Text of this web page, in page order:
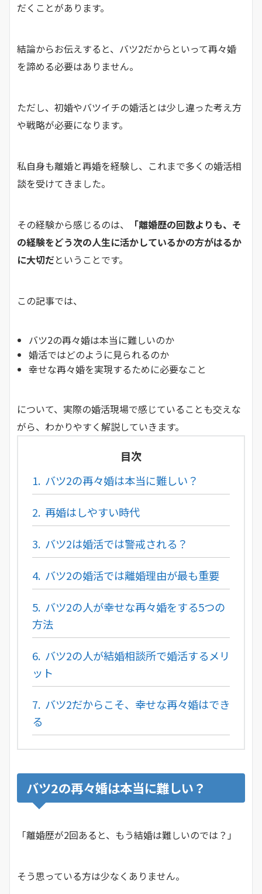
だくことがあります。
結論からお伝えすると、バツ2だからといって再々婚
を諦める必要はありません。
ただし、初婚やバツイチの婚活とは少し違った考え方
や戦略が必要になります。
私自身も離婚と再婚を経験し、これまで多くの婚活相
談を受けてきました。
その経験から感じるのは、
「離婚歴の回数よりも、そ
の経験をどう次の人生に活かしているかの方がはるか
に大切だということです。
この記事では、
バツ2の再々婚は本当に難しいのか
婚活ではどのように見られるのか
幸せな再々婚を実現するために必要なこと
について、実際の婚活現場で感じていることも交えな
がら、わかりやすく解説していきます。
目次
1. バツ2の再々婚は本当に難しい？
2. 再婚はしやすい時代
3. バツ2は婚活では警戒される？
4. バツ2の婚活では離婚理由が最も重要
5. バツ2の人が幸せな再々婚をする5つの
方法
6. バツ2の人が結婚相談所で婚活するメリ
ット
7. バツ2だからこそ、幸せな再々婚はでき
る
バツ2の再々婚は本当に難しい？
「離婚歴が2回あると、もう結婚は難しいのでは？」
そう思っている方は少なくありません。